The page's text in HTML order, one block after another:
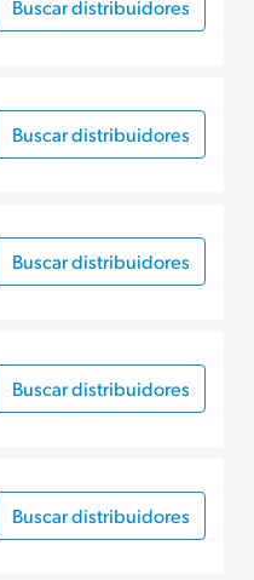
Buscar distribuidores
Buscar distribuidores
Buscar distribuidores
Buscar distribuidores
Buscar distribuidores